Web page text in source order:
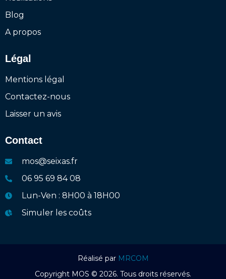
Blog
A propos
Légal
Mentions légal
Contactez-nous
Laisser un avis
Contact
mos@seixas.fr
06 95 69 84 08
Lun-Ven : 8H00 à 18H00
Simuler les coûts
Réalisé par MRCOM
Copyright MOS © 2026. Tous droits réservés.